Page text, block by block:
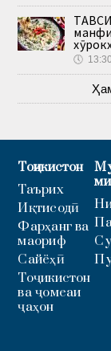
🕔
Тоҷикистон
Таърих
Иқтисодӣ
Фарҳанг ва
маориф
Сайёҳӣ
Тоҷикистон
ва ҷомеаи
ҷаҳон